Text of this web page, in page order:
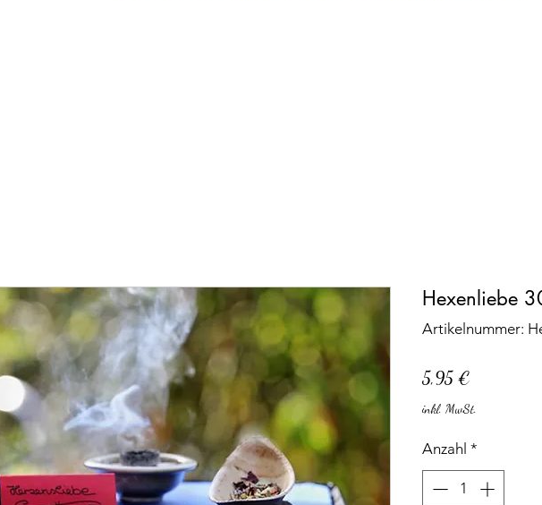
Hexenliebe
Artikelnummer:
5,95 €
inkl. MwSt.
Anzahl *